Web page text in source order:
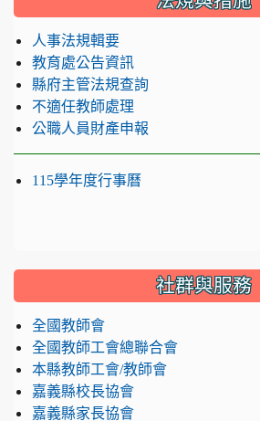
人事法規輯要
教育處公告資訊
縣府主管法規查詢
不適任教師處理
公職人員財產申報
115學年度行事曆
社群與服務
全國教師會
全國教師工會總聯合會
本縣教師工會/教師會
嘉義縣校長協會
嘉義縣家長協會